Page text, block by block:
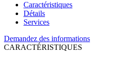
Caractéristiques
Détails
Services
Demandez des informations
CARACTÉRISTIQUES